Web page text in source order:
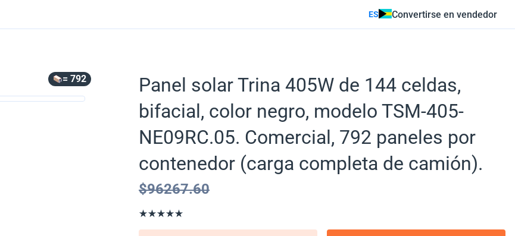
ES Convertirse en vendedor
= 792
Panel solar Trina 405W de 144 celdas,
bifacial, color negro, modelo TSM-405-
NE09RC.05. Comercial, 792 paneles por
contenedor (carga completa de camión).
$96267.60